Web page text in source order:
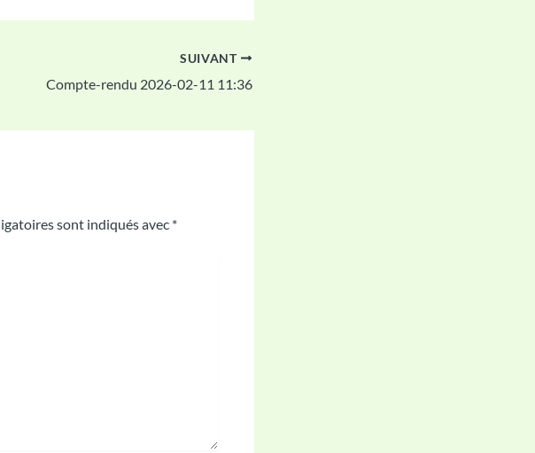
SUIVANT
Compte-rendu 2026-02-11 11:36
sont indiqués avec *